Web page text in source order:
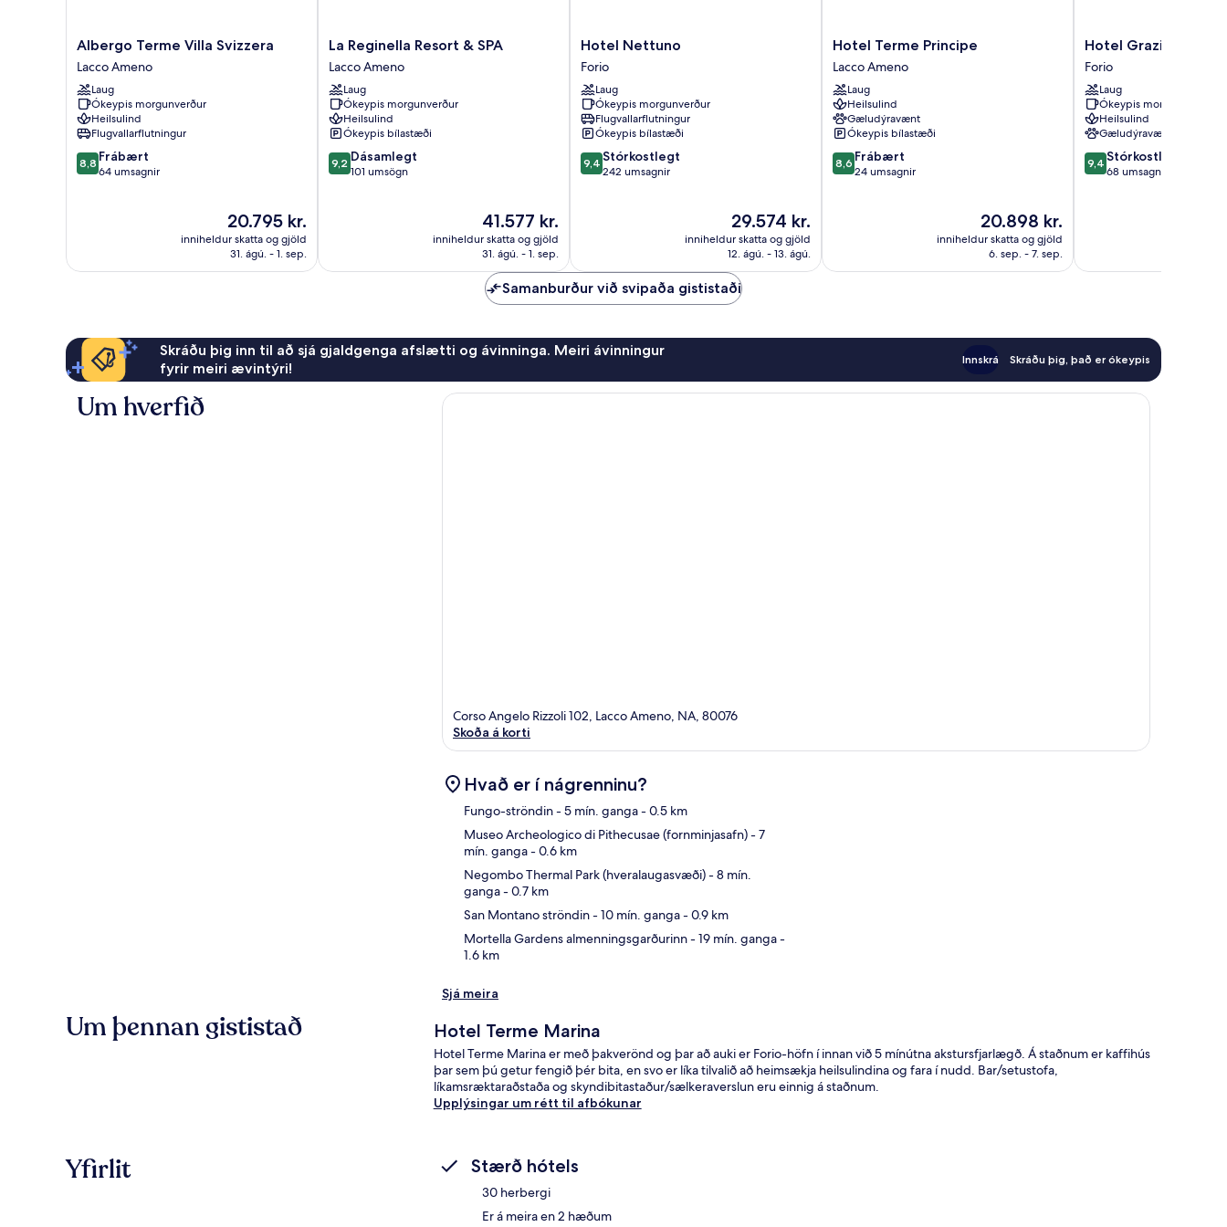
Albergo
Terme
Villa
Svizzera
Lacco
Ameno
Albergo Terme Villa Svizzera
Lacco Ameno
Laug
Ókeypis morgunverður
Heilsulind
Flugvallarflutningur
8.8
af
8,8 Frábært
64 umsagnir
Verðið
er
20.795 kr.
20.795 kr.
inniheldur skatta og gjöld
31. ágú. - 1. sep.
La
Reginella
Resort
&
SPA
Lacco
Ameno
La Reginella Resort & SPA
Lacco Ameno
Laug
Ókeypis morgunverður
Heilsulind
Ókeypis bílastæði
9.2
af
9,2 Dásamlegt
101 umsögn
Verðið
er
41.577 kr.
41.577 kr.
inniheldur skatta og gjöld
31. ágú. - 1. sep.
Hotel
Nettuno
Forio
Hotel Nettuno
Forio
Laug
Ókeypis morgunverður
Flugvallarflutningur
Ókeypis bílastæði
9.4
af
9,4 Stórkostlegt
242 umsagnir
Verðið
er
29.574 kr.
29.574 kr.
inniheldur skatta og gjöld
12. ágú. - 13. ágú.
Hotel
Terme
Principe
Lacco
Ameno
Hotel Terme Principe
Lacco Ameno
Laug
Heilsulind
Gæludýravænt
Ókeypis bílastæði
8.6
af
8,6 Frábært
24 umsagnir
Verðið
er
20.898 kr.
20.898 kr.
inniheldur skatta og gjöld
6. sep. - 7. sep.
Hotel
Grazia
alla
Scannella
Forio
Hotel Grazia alla
Forio
Laug
Ókeypis morgunverður
Heilsulind
Gæludýravænt
9.4
af
9,4 Stórkostlegt
68 umsagnir
Samanburður við svipaða gististaði
Skráðu þig inn til að sjá gjaldgenga afslætti og ávinninga. Meiri ávinningur
fyrir meiri ævintýri!
Innskrá Skráðu þig, það er ókeypis
Um hverfið
Corso Angelo Rizzoli 102, Lacco Ameno, NA, 80076
Skoða á korti
Hvað er í nágrenninu?
Fungo-ströndin- 5 mín. ganga- 0.5 km
Museo Archeologico di Pithecusae (fornminjasafn)- 7
mín. ganga- 0.6 km
Negombo Thermal Park (hveralaugasvæði)- 8 mín.
ganga- 0.7 km
San Montano ströndin- 10 mín. ganga- 0.9 km
Mortella Gardens almenningsgarðurinn- 19 mín. ganga-
1.6 km
Sjá meira
Um þennan gististað Hotel Terme Marina
Hotel Terme Marina er með þakverönd og þar að auki er Forio-höfn í innan við 5 mínútna akstursfjarlægð. Á staðnum er kaffihús
þar sem þú getur fengið þér bita, en svo er líka tilvalið að heimsækja heilsulindina og fara í nudd. Bar/setustofa,
líkamsræktaraðstaða og skyndibitastaður/sælkeraverslun eru einnig á staðnum.
Upplýsingar um rétt til afbókunar
Yfirlit Stærð hótels
30 herbergi
Er á meira en 2 hæðum